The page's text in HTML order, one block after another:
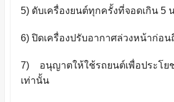
5) ดับเครื่องยนต์ทุกครั้งที่จอดเกิน 5
6) ปิดเครื่องปรับอากาศล่วงหน้าก่อ
7) อนุญาตให้ใช้รถยนต์เพื่อประโย
เท่านั้น